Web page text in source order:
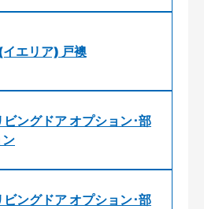
エリア) 戸襖
ングドア オプション･部
ングドア オプション･部